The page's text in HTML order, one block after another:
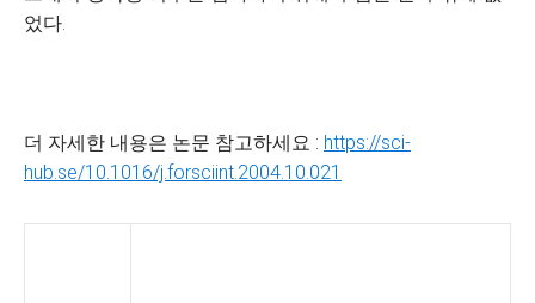
었다.
더 자세한 내용은 논문 참고하세요 : https://sci-
hub.se/10.1016/j.forsciint.2004.10.021